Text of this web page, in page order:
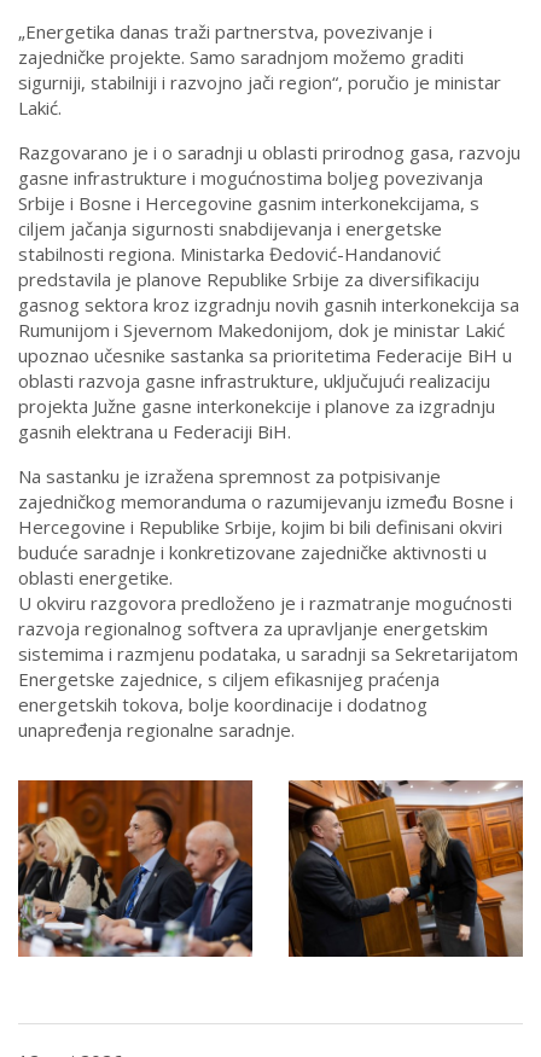
„Energetika danas traži partnerstva, povezivanje i
zajedničke projekte. Samo saradnjom možemo graditi
sigurniji, stabilniji i razvojno jači region“, poručio je ministar
Lakić.
Razgovarano je i o saradnji u oblasti prirodnog gasa, razvoju
gasne infrastrukture i mogućnostima boljeg povezivanja
Srbije i Bosne i Hercegovine gasnim interkonekcijama, s
ciljem jačanja sigurnosti snabdijevanja i energetske
stabilnosti regiona. Ministarka Đedović-Handanović
predstavila je planove Republike Srbije za diversifikaciju
gasnog sektora kroz izgradnju novih gasnih interkonekcija sa
Rumunijom i Sjevernom Makedonijom, dok je ministar Lakić
upoznao učesnike sastanka sa prioritetima Federacije BiH u
oblasti razvoja gasne infrastrukture, uključujući realizaciju
projekta Južne gasne interkonekcije i planove za izgradnju
gasnih elektrana u Federaciji BiH.
Na sastanku je izražena spremnost za potpisivanje
zajedničkog memoranduma o razumijevanju između Bosne i
Hercegovine i Republike Srbije, kojim bi bili definisani okviri
buduće saradnje i konkretizovane zajedničke aktivnosti u
oblasti energetike.
U okviru razgovora predloženo je i razmatranje mogućnosti
razvoja regionalnog softvera za upravljanje energetskim
sistemima i razmjenu podataka, u saradnji sa Sekretarijatom
Energetske zajednice, s ciljem efikasnijeg praćenja
energetskih tokova, bolje koordinacije i dodatnog
unapređenja regionalne saradnje.